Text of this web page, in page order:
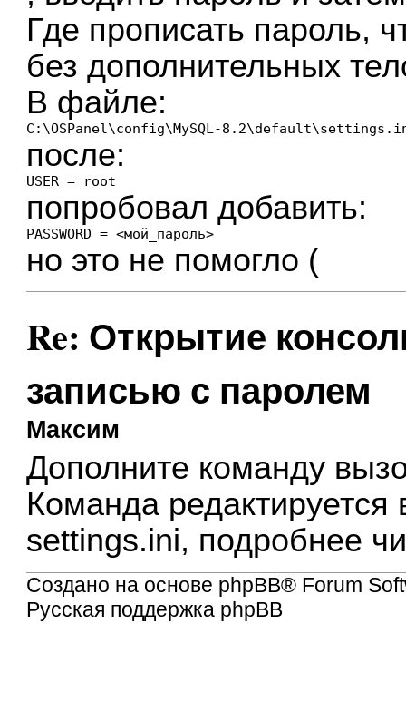
Где прописать пароль,
без дополнительных
В файле:
C:\OSPanel\config\MySQL-
после:
USER = root
попробовал добавить:
PASSWORD = <мой_пароль>
но это не помогло (
Re: Открытие
записью с паролем
Максим
Дополните команду
Команда
settings.ini, подробнее
Создано на основе phpBB® Forum
Русская поддержка phpBB